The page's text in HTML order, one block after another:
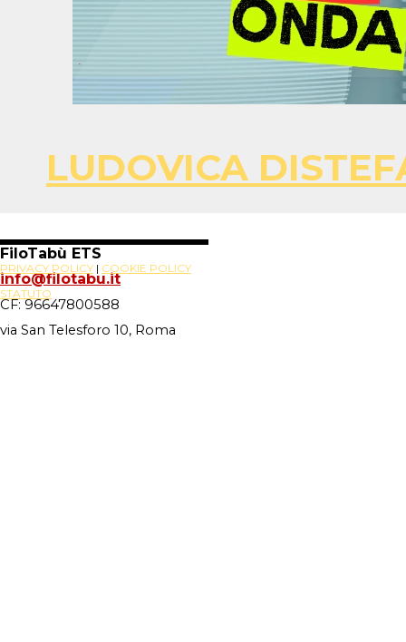
LUDOVICA
PRIVACY POLICY | COOKIE POLICY
STATUTO
FiloTabù ETS
info@filotabu.it
CF: 96647800588
via San Telesforo 10, Roma